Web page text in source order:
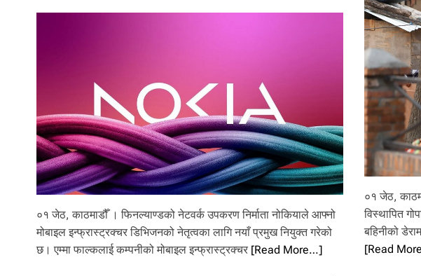
०१ जेठ, काठमाडौँ । फिनल्याण्डको नेटवर्क उपकरण निर्माता नोकियाले आफ्नो
मोबाइल इन्फ्रास्ट्रक्चर डिभिजनको नेतृत्वका लागि नयाँ प्रमुख नियुक्त गरेको
छ। एम्मा फाल्कलाई कम्पनीको मोबाइल इन्फ्रास्ट्रक्चर [Read More…]
०१ जेठ,
विस्थापित
बहिनीको
[Read